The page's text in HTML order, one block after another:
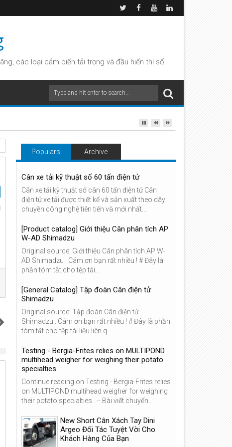
các loại cảm biến tải trọng và đầu hiển thị số.
13
Jul
Populars Archive
Cân xe tải kỹ thuật số 60 tấn điện tử
Cân xe tải kỹ thuật số cân 60 tấn điện tử Cân
điện tử xe tải được thiết kế và sản xuất theo dây
chuyền công nghệ tiên tiến và mới nhất...
[Product catalog] Giới thiệu Cân phân tích AP
W-AD Shimadzu
Original source: Giới thiệu Cân phân tích AP W-
AD Shimadzu . Cám ơn bạn rất nhiều ! # Đây là
phần tóm tắt cho tệp tài...
[General Catalog] Tập đoàn Cân điện tử
Shimadzu
Original source: Tập đoàn Cân điện tử
Shimadzu . Cám ơn bạn rất nhiều ! # Đây là phần
tóm tắt cho tệp tài liệu liên q...
Testing - Bergia-Frites relies on MULTIPOND
multihead weigher for weighing their potato
specialties
Continue reading on Testing - Bergia-Frites relies
on MULTIPOND multihead weigher for weighing
their potato specialties . -- Bài viết chuyển...
New Short Cân Xách Tay Dini
Argeo Đối Tác Tuyệt Vời Cho
Khách Hàng Của Bạn